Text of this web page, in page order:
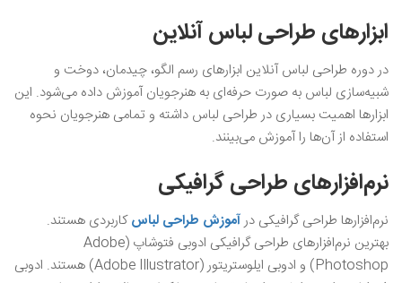
ابزارهای طراحی لباس آنلاین
در دوره طراحی لباس آنلاین ابزارهای رسم الگو، چیدمان، دوخت و
شبیه‌سازی لباس به صورت حرفه‌ای به هنرجویان آموزش داده می‌شود. این
ابزارها اهمیت بسیاری در طراحی لباس داشته و تمامی هنرجویان نحوه
استفاده از آن‌ها را آموزش می‌بینند.
نرم‌افزار‌های طراحی گرافیکی
نرم‌افزارها طراحی گرافیکی درآموزش طراحی لباسکاربردی هستند.
بهترین نرم‌افزار‌های طراحی گرافیکی ادوبی فتوشاپ (Adobe
Photoshop) و ادوبی ایلوستریتور (Adobe Illustrator) هستند. ادوبی